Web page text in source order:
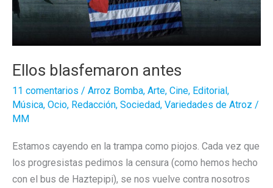
Ellos blasfemaron antes
11 comentarios / Arroz Bomba, Arte, Cine, Editorial ,
Música, Ocio, Redacción, Sociedad, Variedades de Atroz /
MM
Estamos cayendo en la trampa como piojos. Cada vez que
los progresistas pedimos la censura (como hemos hecho
con el bus de Haztepipi), se nos vuelve contra nosotros